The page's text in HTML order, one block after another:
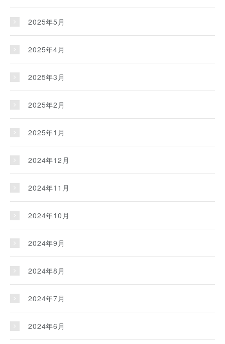
2025年5月
2025年4月
2025年3月
2025年2月
2025年1月
2024年12月
2024年11月
2024年10月
2024年9月
2024年8月
2024年7月
2024年6月